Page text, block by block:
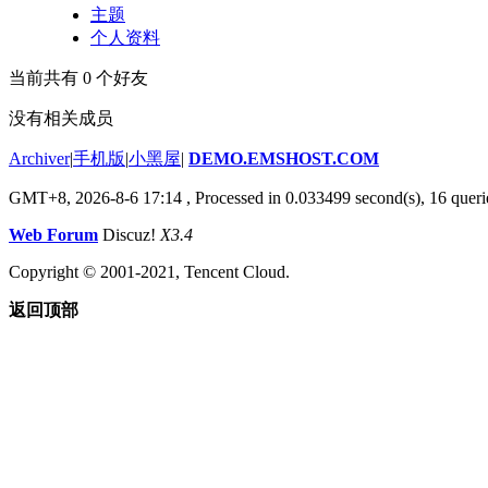
主题
个人资料
当前共有 0 个好友
没有相关成员
Archiver|手机版|小黑屋| DEMO.EMSHOST.COM
GMT+8, 2026-8-6 17:14 , Processed in 0.033499 second(s), 16
Web Forum Discuz! X3.4
Copyright © 2001-2021, Tencent Cloud.
返回顶部